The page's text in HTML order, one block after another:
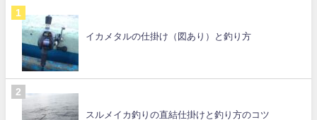
イカメタルの仕掛け（図あり）と釣り方
スルメイカ釣りの直結仕掛けと釣り方のコツ